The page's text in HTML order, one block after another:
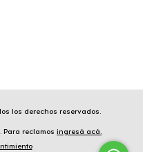
los derechos reservados.
Para reclamos ingresá acá.